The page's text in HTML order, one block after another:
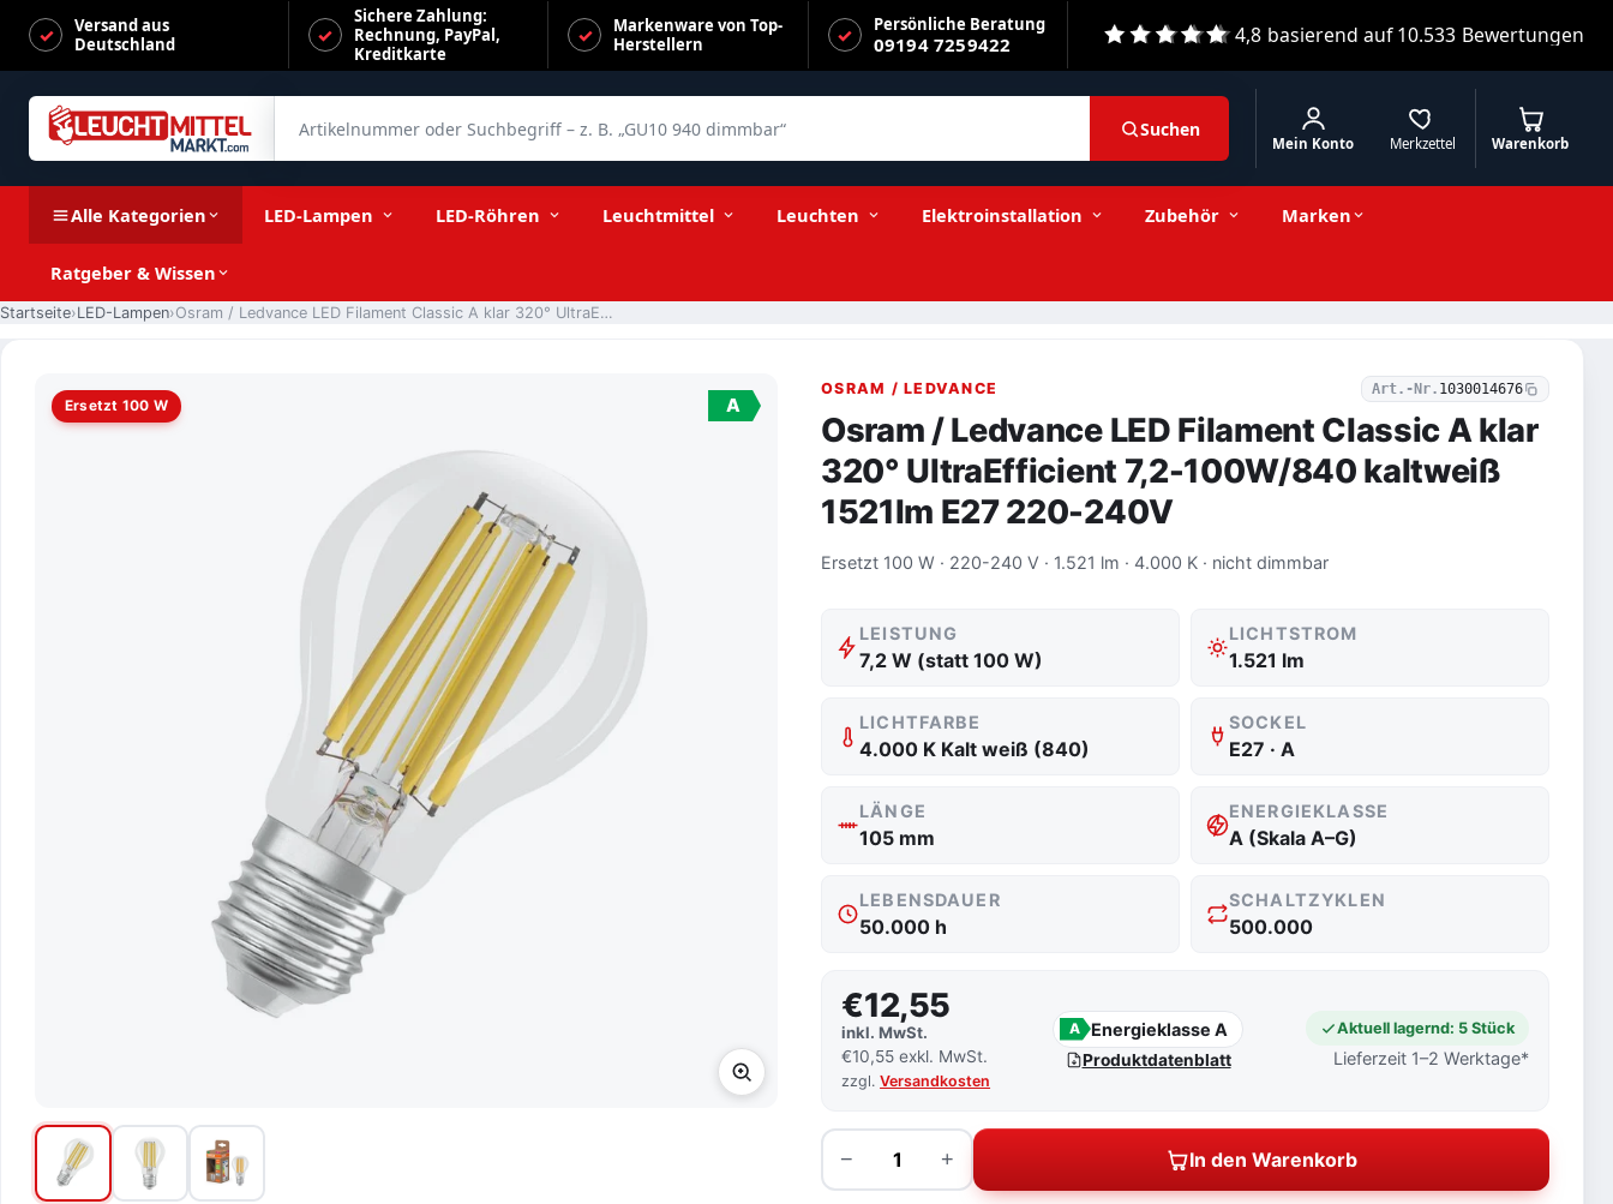
Versand aus
Deutschland
Sichere Zahlung:
Rechnung, PayPal,
Kreditkarte
Markenware von Top-
Herstellern
Persönliche Beratung
09194 7259422 4,8 basierend auf10.533 Bewertungen
Suchen
Merkzettel
Mein Konto Warenkorb
Alle Kategorien LED-Lampen LED-Röhren Leuchtmittel Leuchten Elektroinstallation Zubehör Marken
Ratgeber & Wissen
Startseite LED-Lampen Osram / Ledvance LED Filament Classic A klar 320° UltraEfficient 7,2-100W/840 kaltweiß 1521lm E27 220-240V
OSRAM / LEDVANCE Art.-Nr. 1030014676
Osram / Ledvance LED Filament Classic A klar
320° UltraEfficient 7,2-100W/840 kaltweiß
1521lm E27 220-240V
Ersetzt 100 W · 220-240 V · 1.521 lm · 4.000 K · nicht dimmbar
Ersetzt 100 W A
LEISTUNG
7,2 W (statt 100 W)
LICHTSTROM
1.521 lm
LICHTFARBE
4.000 K Kalt weiß (840)
SOCKEL
E27 · A
LÄNGE
105 mm
ENERGIEKLASSE
A (Skala A–G)
LEBENSDAUER
50.000 h
SCHALTZYKLEN
500.000
€12,55
inkl. MwSt.
€10,55 exkl. MwSt.
zzgl.Versandkosten
A Energieklasse A
Produktdatenblatt
Aktuell lagernd: 5 Stück
Lieferzeit 1–2 Werktage*
−
Menge
+ In den Warenkorb
Osram / Ledvance LED Filament Classic A klar 320° UltraEfficient 7,2-100W/840 kaltweiß 1521lm E27 220-240V −
Stückzahl + In den Warenkorb